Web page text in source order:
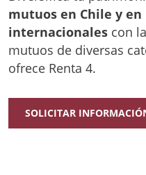
mutuos en Chile y en
internacionales con
mutuos de diversas
ofrece Renta 4.
SOLICITAR